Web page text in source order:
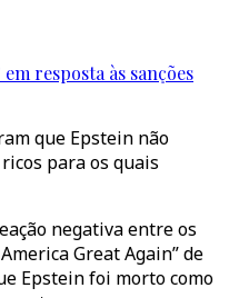
resposta às sanções
que Epstein não
para os quais
negativa entre os
Great Again” de
Epstein foi morto como